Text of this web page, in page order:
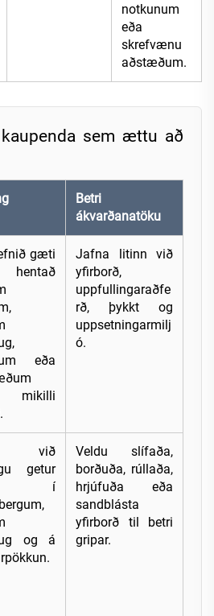
notkunum
eða
skrefvænu
aðstæðum.
sem ættu að
Betri
ákvarðanatöku
gæti
eða
mikilli
Jafna litinn við
yfirborð,
uppfullingaraðfe
rð, þykkt og
uppsetningarmilj
ó.
við
getur
í
og á
Veldu slífaða,
borðuða, rúllaða,
hrjúfuða eða
sandblásta
yfirborð til betri
gripar.